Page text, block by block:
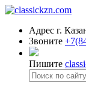
Адрес г.
Звоните
Пишите